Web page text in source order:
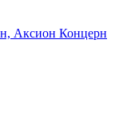
Аксион Концерн